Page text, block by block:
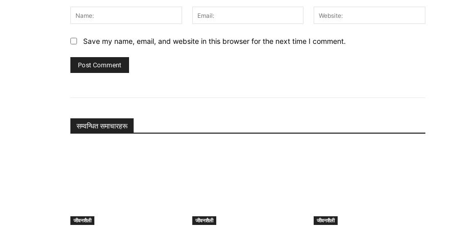
Name:
Email:
Save my name, email, and website in this browser for the next time I comment.
सम्वन्धित समाचारहरू
जीवनशैली जीवनशैली जीवनशैली